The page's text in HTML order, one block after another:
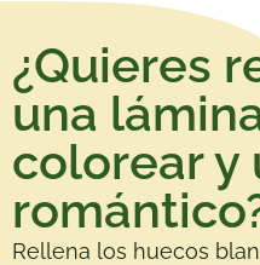
¿Quieres
una
colorear y
Rellena los huecos